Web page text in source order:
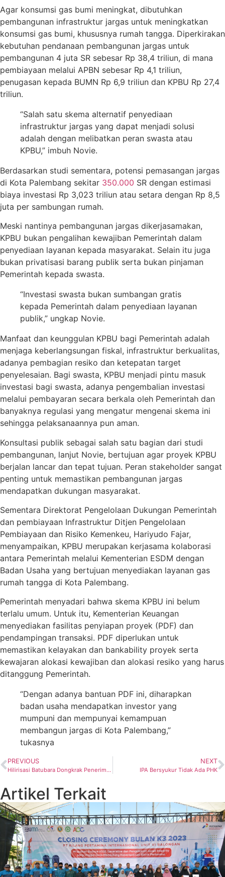
Agar konsumsi gas bumi meningkat, dibutuhkan
pembangunan infrastruktur jargas untuk meningkatkan
konsumsi gas bumi, khususnya rumah tangga. Diperkirakan
kebutuhan pendanaan pembangunan jargas untuk
pembangunan 4 juta SR sebesar Rp 38,4 triliun, di mana
pembiayaan melalui APBN sebesar Rp 4,1 triliun,
penugasan kepada BUMN Rp 6,9 triliun dan KPBU Rp 27,4
triliun.
“Salah satu skema alternatif penyediaan
infrastruktur jargas yang dapat menjadi solusi
adalah dengan melibatkan peran swasta atau
KPBU,” imbuh Novie.
Berdasarkan studi sementara, potensi pemasangan jargas
di Kota Palembang sekitar 350.000 SR dengan estimasi
biaya investasi Rp 3,023 triliun atau setara dengan Rp 8,5
juta per sambungan rumah.
Meski nantinya pembangunan jargas dikerjasamakan,
KPBU bukan pengalihan kewajiban Pemerintah dalam
penyediaan layanan kepada masyarakat. Selain itu juga
bukan privatisasi barang publik serta bukan pinjaman
Pemerintah kepada swasta.
“Investasi swasta bukan sumbangan gratis
kepada Pemerintah dalam penyediaan layanan
publik,” ungkap Novie.
Manfaat dan keunggulan KPBU bagi Pemerintah adalah
menjaga keberlangsungan fiskal, infrastruktur berkualitas,
adanya pembagian resiko dan ketepatan target
penyelesaian. Bagi swasta, KPBU menjadi pintu masuk
investasi bagi swasta, adanya pengembalian investasi
melalui pembayaran secara berkala oleh Pemerintah dan
banyaknya regulasi yang mengatur mengenai skema ini
sehingga pelaksanaannya pun aman.
Konsultasi publik sebagai salah satu bagian dari studi
pembangunan, lanjut Novie, bertujuan agar proyek KPBU
berjalan lancar dan tepat tujuan. Peran stakeholder sangat
penting untuk memastikan pembangunan jargas
mendapatkan dukungan masyarakat.
Sementara Direktorat Pengelolaan Dukungan Pemerintah
dan pembiayaan Infrastruktur Ditjen Pengelolaan
Pembiayaan dan Risiko Kemenkeu, Hariyudo Fajar,
menyampaikan, KPBU merupakan kerjasama kolaborasi
antara Pemerintah melalui Kementerian ESDM dengan
Badan Usaha yang bertujuan menyediakan layanan gas
rumah tangga di Kota Palembang.
Pemerintah menyadari bahwa skema KPBU ini belum
terlalu umum. Untuk itu, Kementerian Keuangan
menyediakan fasilitas penyiapan proyek (PDF) dan
pendampingan transaksi. PDF diperlukan untuk
memastikan kelayakan dan bankability proyek serta
kewajaran alokasi kewajiban dan alokasi resiko yang harus
ditanggung Pemerintah.
“Dengan adanya bantuan PDF ini, diharapkan
badan usaha mendapatkan investor yang
mumpuni dan mempunyai kemampuan
membangun jargas di Kota Palembang,”
tukasnya
PREVIOUS
Hilirisasi Batubara Dongkrak Penerimaan Negara
NEXT
IPA Bersyukur Tidak Ada PHK
Artikel Terkait